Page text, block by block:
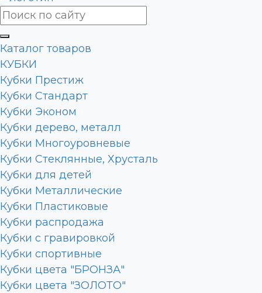
Каталог товаров
КУБКИ
Кубки Престиж
Кубки Стандарт
Кубки Эконом
Кубки дерево, металл
Кубки Многоуровневые
Кубки Стеклянные, Хрусталь
Кубки для детей
Кубки Металлические
Кубки Пластиковые
Кубки распродажа
Кубки с гравировкой
Кубки спортивные
Кубки цвета "БРОНЗА"
Кубки цвета "ЗОЛОТО"